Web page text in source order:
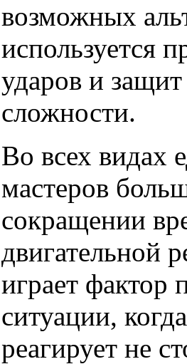
возможных
используется
ударов и
сложности.
Во всех видах
мастеров
сокращении
двигательной
играет фактор
ситуации,
реагирует не